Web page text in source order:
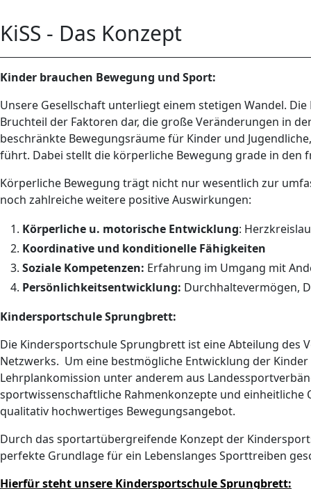
KiSS - Das Konzept
Kinder brauchen Bewegung und Sport:
Unsere Gesellschaft unterliegt einem stetigen Wandel.
Bruchteil der Faktoren dar, die große Veränderungen in
beschränkte Bewegungsräume für Kinder und
führt. Dabei stellt die körperliche Bewegung grade in den
Körperliche Bewegung trägt nicht nur wesentlich zur
noch zahlreiche weitere positive Auswirkungen:
Körperliche u. motorische Entwicklung:
Koordinative und konditionelle Fähigkeiten
Soziale Kompetenzen: Erfahrung im Umgang mit
Persönlichkeitsentwicklung: Durchhaltevermögen,
Kindersportschule Sprungbrett:
Die Kindersportschule Sprungbrett ist eine Abteilung des
Netzwerks. Um eine bestmögliche Entwicklung der
Lehrplankomission unter anderem aus
sportwissenschaftliche Rahmenkonzepte und
qualitativ hochwertiges Bewegungsangebot.
Durch das sportartübergreifende Konzept der
perfekte Grundlage für ein Lebenslanges Sporttreiben
Hierfür steht unsere Kindersportschule Sprungbrett: